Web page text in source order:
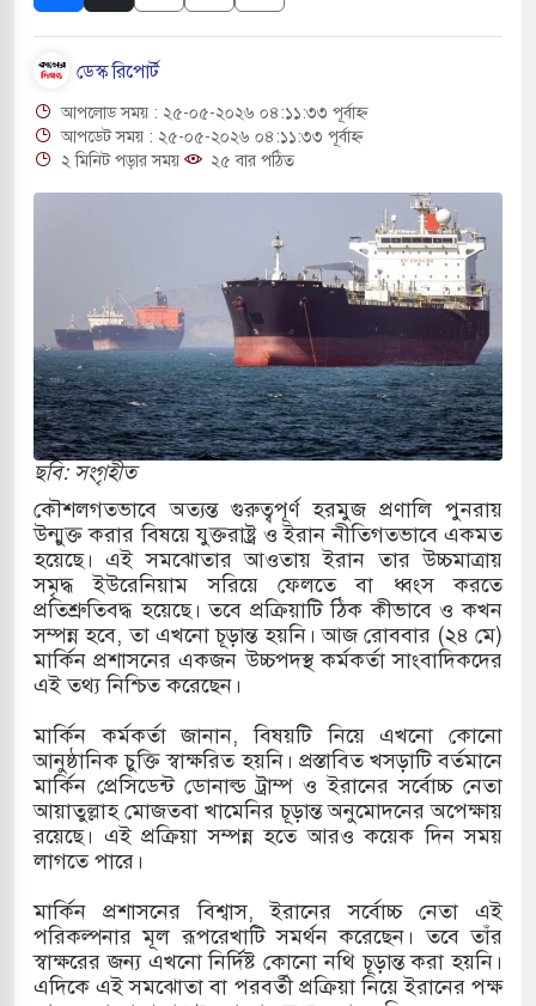
নতুন বাংলাদেশের পথচলার কেন্দ্র হবে: ড.
খাতে সৌদির বিনিয়োগের আহবান প্রধানমন্ত্রীর
পথে ইসরায়েলীরা,হাতছাড়ার ঝুঁকিতে জরুরি
ঢলে ফুঁসে উঠেছে তিস্তা
মুক্তির দাবিতে পাকিস্তানজুড়ে পিটিআইয়ের আজ
কোরিয়ার ক্ষেপণাস্ত্র ইউনিট মোতায়েন করা হয়েছে:
স্মৃতি জাদুঘরের উদ্বোধন প্রধানমন্ত্রীর
ইয়েমেন উপকূলে হামলার শিকার ভারতীয় জাহাজ
পোশাক রপ্তানিতে দ্বিতীয় স্থানে বাংলাদেশ
জুলাই গণঅভ্যুত্থান দিবস
কেন্দ্রের ইউনিট-১ এ আবারও বিদ্যুৎ উৎপাদন
ডেস্ক রিপোর্ট
আপলোড সময় : ২৫-০৫-২০২৬ ০৪:১১:৩৩ পূর্বাহ্ন
আপডেট সময় : ২৫-০৫-২০২৬ ০৪:১১:৩৩ পূর্বাহ্ন
২ মিনিট পড়ার সময়
২৫ বার পঠিত
ছবি: সংগৃহীত
কৌশলগতভাবে অত্যন্ত গুরুত্বপূর্ণ হরমুজ প্রণালি পুনরায়
উন্মুক্ত করার বিষয়ে যুক্তরাষ্ট্র ও ইরান নীতিগতভাবে একমত
হয়েছে। এই সমঝোতার আওতায় ইরান তার উচ্চমাত্রায়
সমৃদ্ধ ইউরেনিয়াম সরিয়ে ফেলতে বা ধ্বংস করতে
প্রতিশ্রুতিবদ্ধ হয়েছে। তবে প্রক্রিয়াটি ঠিক কীভাবে ও কখন
সম্পন্ন হবে, তা এখনো চূড়ান্ত হয়নি। আজ রোববার (২৪ মে)
মার্কিন প্রশাসনের একজন উচ্চপদস্থ কর্মকর্তা সাংবাদিকদের
এই তথ্য নিশ্চিত করেছেন।
মার্কিন কর্মকর্তা জানান, বিষয়টি নিয়ে এখনো কোনো
আনুষ্ঠানিক চুক্তি স্বাক্ষরিত হয়নি। প্রস্তাবিত খসড়াটি বর্তমানে
মার্কিন প্রেসিডেন্ট ডোনাল্ড ট্রাম্প ও ইরানের সর্বোচ্চ নেতা
আয়াতুল্লাহ মোজতবা খামেনির চূড়ান্ত অনুমোদনের অপেক্ষায়
রয়েছে। এই প্রক্রিয়া সম্পন্ন হতে আরও কয়েক দিন সময়
লাগতে পারে।
মার্কিন প্রশাসনের বিশ্বাস, ইরানের সর্বোচ্চ নেতা এই
পরিকল্পনার মূল রূপরেখাটি সমর্থন করেছেন। তবে তাঁর
স্বাক্ষরের জন্য এখনো নির্দিষ্ট কোনো নথি চূড়ান্ত করা হয়নি।
এদিকে এই সমঝোতা বা পরবর্তী প্রক্রিয়া নিয়ে ইরানের পক্ষ